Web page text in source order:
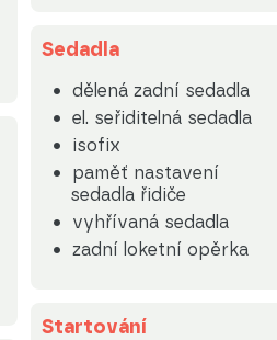
Sedadla
dělená zadní sedadla
el. seřiditelná sedadla
isofix
paměť nastavení
sedadla řidiče
vyhřívaná sedadla
zadní loketní opěrka
Startování